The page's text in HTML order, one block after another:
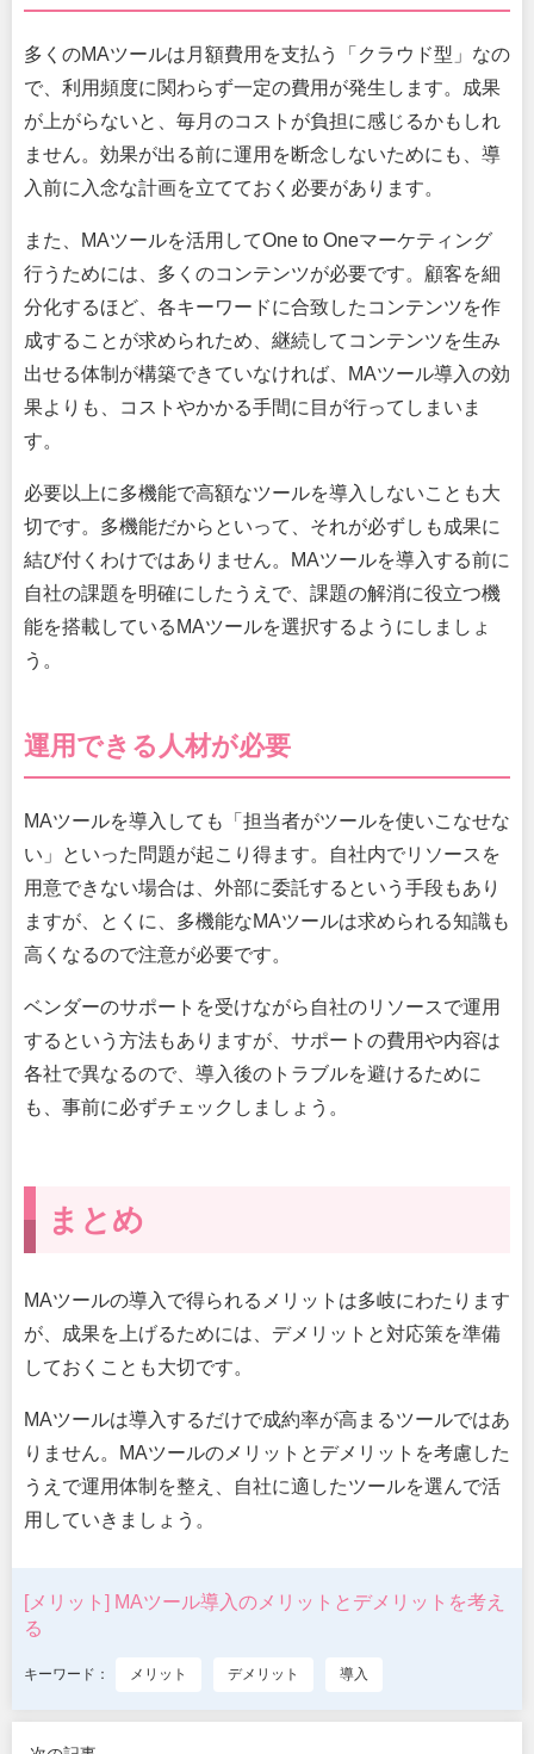
多くのMAツールは月額費用を支払う「クラウド型」なの
で、利用頻度に関わらず一定の費用が発生します。成果
が上がらないと、毎月のコストが負担に感じるかもしれ
ません。効果が出る前に運用を断念しないためにも、導
入前に入念な計画を立てておく必要があります。
また、MAツールを活用してOne to Oneマーケティング
行うためには、多くのコンテンツが必要です。顧客を細
分化するほど、各キーワードに合致したコンテンツを作
成することが求められため、継続してコンテンツを生み
出せる体制が構築できていなければ、MAツール導入の効
果よりも、コストやかかる手間に目が行ってしまいま
す。
必要以上に多機能で高額なツールを導入しないことも大
切です。多機能だからといって、それが必ずしも成果に
結び付くわけではありません。MAツールを導入する前に
自社の課題を明確にしたうえで、課題の解消に役立つ機
能を搭載しているMAツールを選択するようにしましょ
う。
運用できる人材が必要
MAツールを導入しても「担当者がツールを使いこなせな
い」といった問題が起こり得ます。自社内でリソースを
用意できない場合は、外部に委託するという手段もあり
ますが、とくに、多機能なMAツールは求められる知識も
高くなるので注意が必要です。
ベンダーのサポートを受けながら自社のリソースで運用
するという方法もありますが、サポートの費用や内容は
各社で異なるので、導入後のトラブルを避けるために
も、事前に必ずチェックしましょう。
まとめ
MAツールの導入で得られるメリットは多岐にわたります
が、成果を上げるためには、デメリットと対応策を準備
しておくことも大切です。
MAツールは導入するだけで成約率が高まるツールではあ
りません。MAツールのメリットとデメリットを考慮した
うえで運用体制を整え、自社に適したツールを選んで活
用していきましょう。
[メリット] MAツール導入のメリットとデメリットを考え
る
キーワード： メリット デメリット 導入